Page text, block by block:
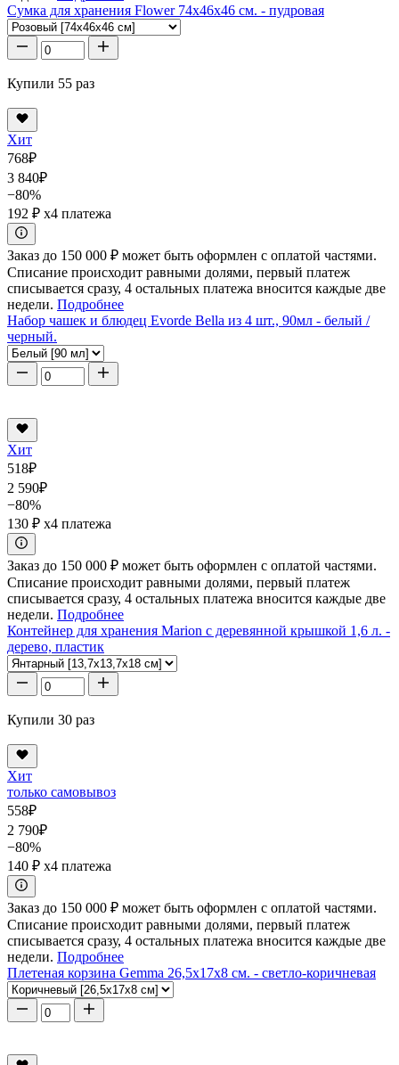
Сумка для хранения Flower 74x46x46 см. - пудровая
Купили 55 раз
Хит
768₽
3 840₽
−80%
192 ₽ x4 платежа
Заказ до 150 000 ₽ может быть оформлен с оплатой частями.
Списание происходит равными долями, первый платеж
списывается сразу, 4 остальных платежа вносится каждые две
недели. Подробнее
Набор чашек и блюдец Evorde Bella из 4 шт., 90мл - белый /
черный.
Хит
518₽
2 590₽
−80%
130 ₽ x4 платежа
Заказ до 150 000 ₽ может быть оформлен с оплатой частями.
Списание происходит равными долями, первый платеж
списывается сразу, 4 остальных платежа вносится каждые две
недели. Подробнее
Контейнер для хранения Marion с деревянной крышкой 1,6 л. -
дерево, пластик
Купили 30 раз
Хит
только самовывоз
558₽
2 790₽
−80%
140 ₽ x4 платежа
Заказ до 150 000 ₽ может быть оформлен с оплатой частями.
Списание происходит равными долями, первый платеж
списывается сразу, 4 остальных платежа вносится каждые две
недели. Подробнее
Плетеная корзина Gemma 26,5x17x8 см. - светло-коричневая